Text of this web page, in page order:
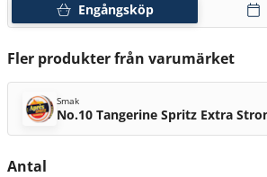
Engångsköp
Fler produkter från varumärket
Smak
No.10 Tangerine Spritz Extra
Antal